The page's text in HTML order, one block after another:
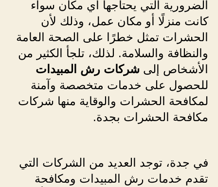
الضرورية التي يحتاجها أي مكان سواء
كانت منزلًا أو مكان عمل، وذلك لأن
الحشرات تمثل خطرًا على الصحة العامة
والنظافة والسلامة. لذلك، تلجأ الكثير من
الأشخاص إلى شركات رش المبيدات
للحصول على خدمات متخصصة وآمنة
لمكافحة الحشرات والوقاية منها شركات
مكافحة الحشرات بجدة.
في جدة، توجد العديد من الشركات التي
تقدم خدمات رش المبيدات ومكافحة